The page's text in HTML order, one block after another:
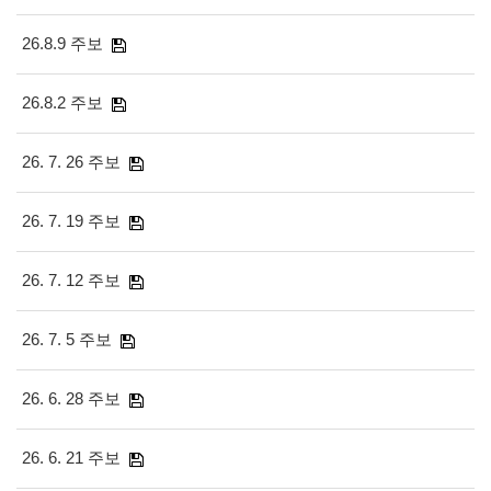
26.8.9 주보
26.8.2 주보
26. 7. 26 주보
26. 7. 19 주보
26. 7. 12 주보
26. 7. 5 주보
26. 6. 28 주보
26. 6. 21 주보